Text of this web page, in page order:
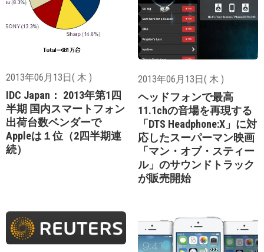
2013年06月13日( 木 )
IDC Japan： 2013年第1四
半期 国内スマートフォン
出荷台数ベンダーで
Appleは１位（2四半期連
続）
2013年06月13日( 木 )
ヘッドフォンで最高
11.1chの音場を再現する
「DTS Headphone:X」に対
応したスーパーマン映画
「マン・オブ・スティー
ル」のサウンドトラック
が販売開始